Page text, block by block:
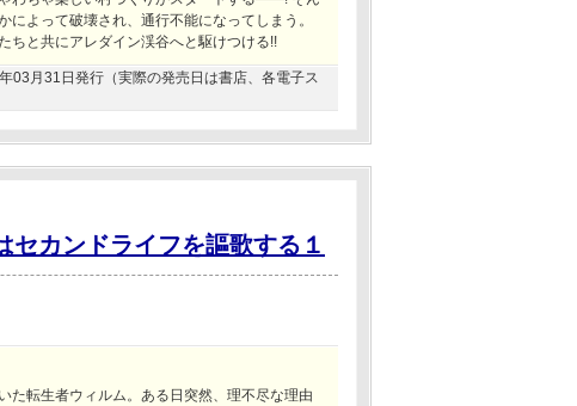
よって破壊され、通行不能になってしまう。
ちと共にアレダイン渓谷へと駆けつける!!
03月31日発行（実際の発売日は書店、各電子ス
セカンドライフを謳歌する１
た転生者ウィルム。ある日突然、理不尽な理由